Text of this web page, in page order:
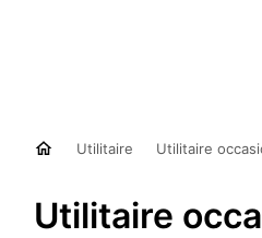
Utilitaire Utilitaire
Utilitaire